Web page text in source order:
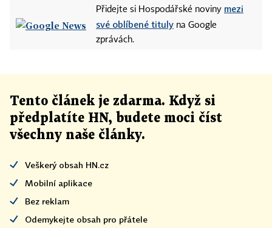
Přidejte si Hospodářské noviny mezi
své oblíbené tituly na Google
zprávách.
Tento článek je zdarma. Když si
předplatíte HN, budete moci číst
všechny naše články.
Veškerý obsah HN.cz
Mobilní aplikace
Bez reklam
Odemykejte obsah pro přátele